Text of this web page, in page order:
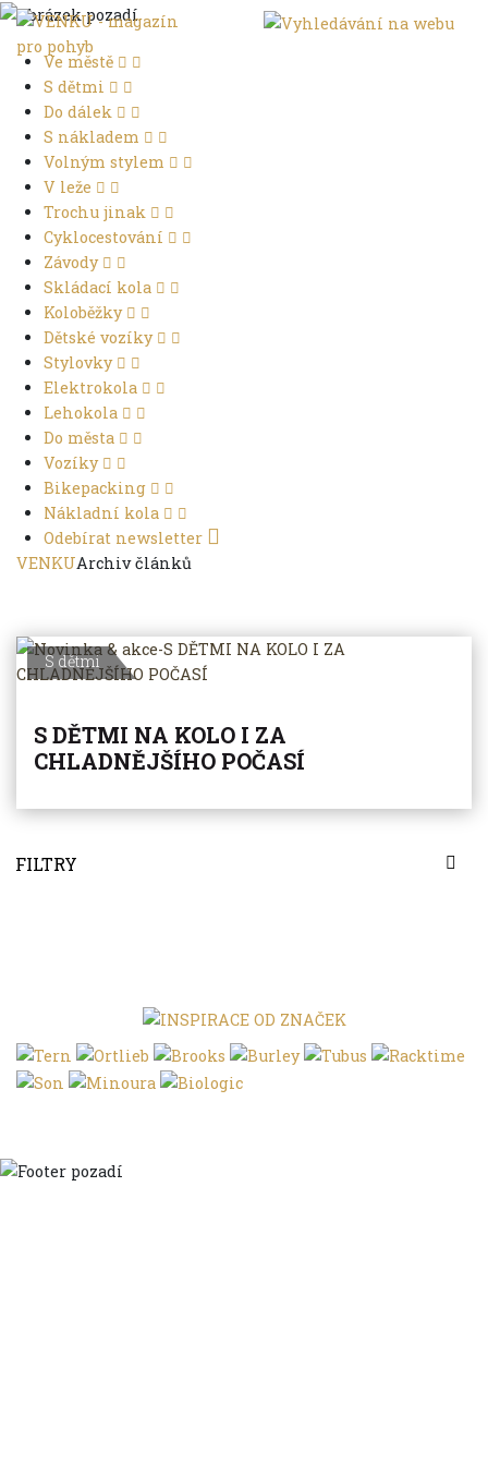
Ve městě
S dětmi
Do dálek
S nákladem
Volným stylem
V leže
Trochu jinak
Cyklocestování
Závody
Skládací kola
Koloběžky
Dětské vozíky
Stylovky
Elektrokola
Lehokola
Do města
Vozíky
Bikepacking
Nákladní kola
Odebírat newsletter
VENKUArchiv článků
FILTRY
S dětmi
S DĚTMI NA KOLO I ZA
CHLADNĚJŠÍHO POČASÍ